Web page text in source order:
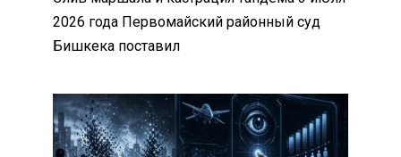
2026 года Первомайский районный суд
Бишкека поставил